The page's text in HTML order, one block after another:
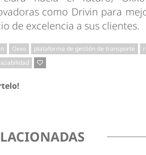
como Drivin para
de excelencia a sus clientes.
Oxxo plataforma de gestión de transporte